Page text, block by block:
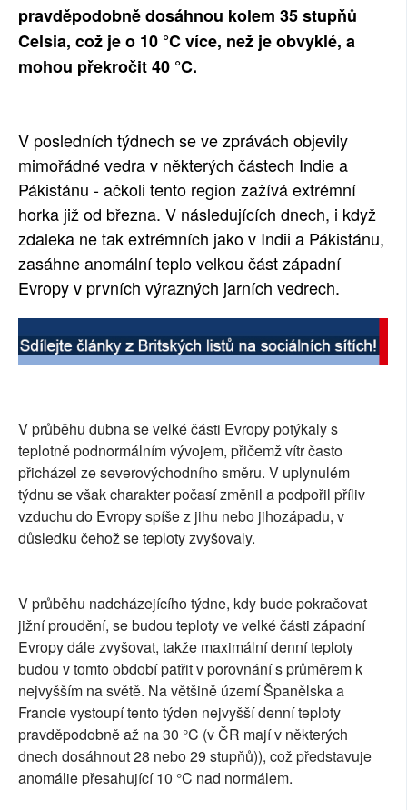
SOCIÁLNÍ SÍTĚ
RUBRIKY
pravděpodobně dosáhnou kolem 35 stupňů
Celsia, což je o 10 °C více, než je obvyklé, a
mohou překročit 40 °C.
V posledních týdnech se ve zprávách objevily
mimořádné vedra v některých částech Indie a
Pákistánu - ačkoli tento region zažívá extrémní
horka již od března. V následujících dnech, i když
zdaleka ne tak extrémních jako v Indii a Pákistánu,
zasáhne anomální teplo velkou část západní
Evropy v prvních výrazných jarních vedrech.
V průběhu dubna se velké části Evropy potýkaly s
teplotně podnormálním vývojem, přičemž vítr často
přicházel ze severovýchodního směru. V uplynulém
týdnu se však charakter počasí změnil a podpořil příliv
vzduchu do Evropy spíše z jihu nebo jihozápadu, v
důsledku čehož se teploty zvyšovaly.
V průběhu nadcházejícího týdne, kdy bude pokračovat
jižní proudění, se budou teploty ve velké části západní
Evropy dále zvyšovat, takže maximální denní teploty
budou v tomto období patřit v porovnání s průměrem k
nejvyšším na světě. Na většině území Španělska a
Francie vystoupí tento týden nejvyšší denní teploty
pravděpodobně až na 30 °C (v ČR mají v některých
dnech dosáhnout 28 nebo 29 stupňů)), což představuje
anomálie přesahující 10 °C nad normálem.